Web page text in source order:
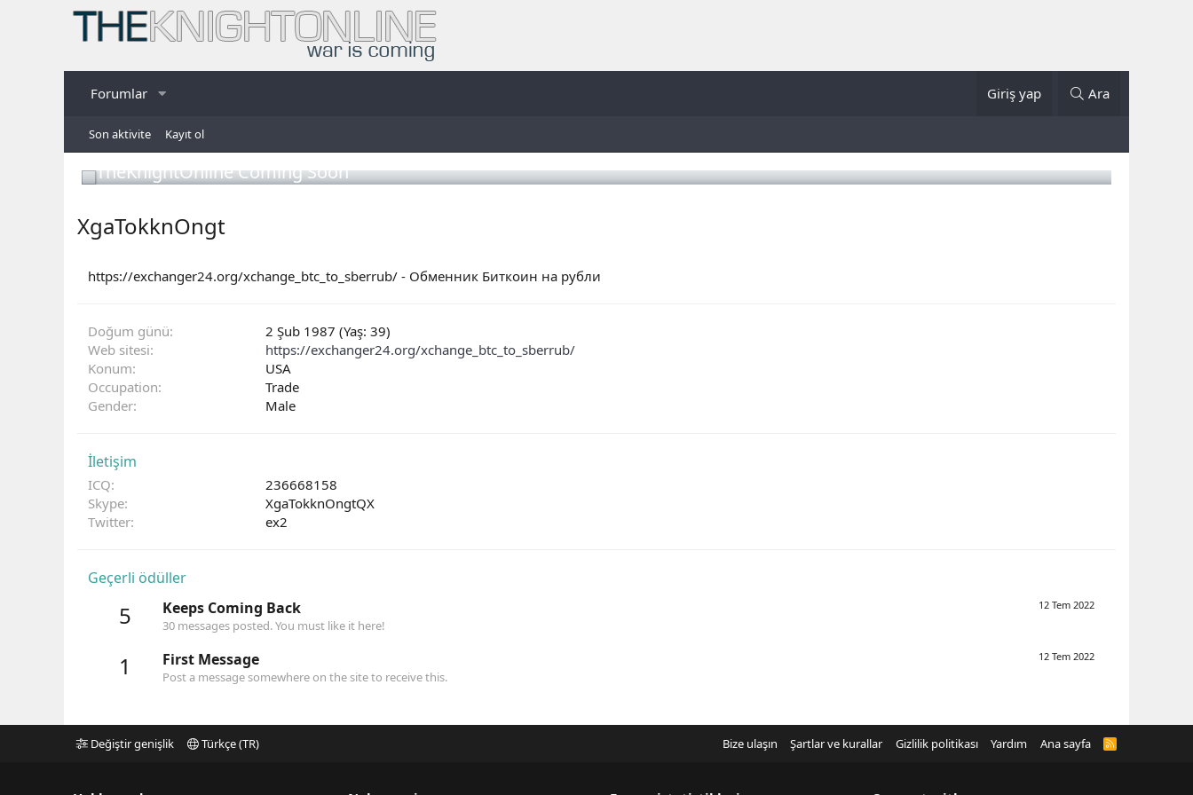
Forumlar Giriş yap Ara
Son aktivite Kayıt ol
TheKnightOnline Coming Soon
XgaTokknOngt
https://exchanger24.org/xchange_btc_to_sberrub/ - Обменник Биткоин на рубли
Doğum günü
2 Şub 1987 (Yaş: 39)
Web sitesi
https://exchanger24.org/xchange_btc_to_sberrub/
Konum
USA
Occupation
Trade
Gender
Male
İletişim
ICQ
236668158
Skype
XgaTokknOngtQX
Twitter
ex2
Geçerli ödüller
5 12 Tem 2022
Keeps Coming Back
30 messages posted. You must like it here!
1 12 Tem 2022
First Message
Post a message somewhere on the site to receive this.
Değiştir genişlik Türkçe (TR) Bize ulaşın Şartlar ve kurallar Gizlilik politikası Yardım Ana sayfa
R